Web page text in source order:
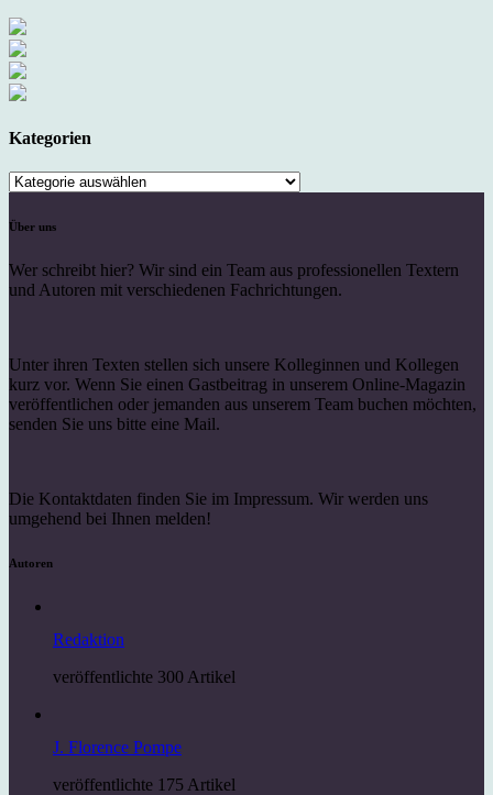
Kategorien
Kategorien
Über uns
Wer schreibt hier? Wir sind ein Team aus professionellen Textern
und Autoren mit verschiedenen Fachrichtungen.
Unter ihren Texten stellen sich unsere Kolleginnen und Kollegen
kurz vor. Wenn Sie einen Gastbeitrag in unserem Online-Magazin
veröffentlichen oder jemanden aus unserem Team buchen möchten,
senden Sie uns bitte eine Mail.
Die Kontaktdaten finden Sie im Impressum. Wir werden uns
umgehend bei Ihnen melden!
Autoren
Redaktion
veröffentlichte 300 Artikel
J. Florence Pompe
veröffentlichte 175 Artikel